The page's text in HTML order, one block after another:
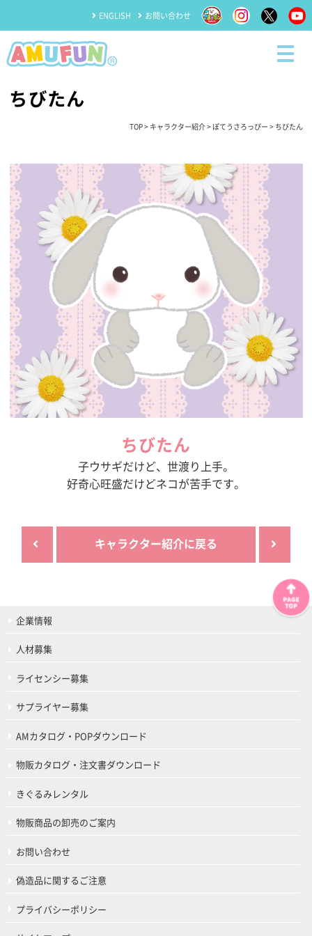
ENGLISH お問い合わせ
ちびたん
TOP> キャラクター紹介> ぽてうさろっぴー > ちびたん
ちびたん
子ウサギだけど、世渡り上手。
好奇心旺盛だけどネコが苦手です。
キャラクター紹介に戻る
企業情報
人材募集
ライセンシー募集
サプライヤー募集
AMカタログ・POPダウンロード
物販カタログ・注文書ダウンロード
きぐるみレンタル
物販商品の卸売のご案内
お問い合わせ
偽造品に関するご注意
プライバシーポリシー